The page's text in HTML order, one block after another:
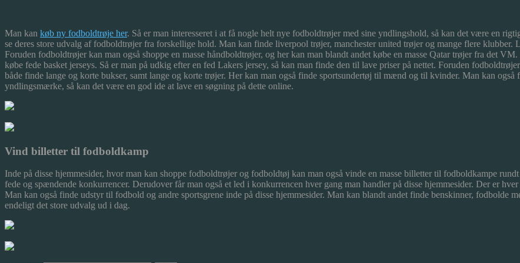
Man kan køb ny fodboldtrøje her. Så er man interesseret i at få nogle helt nye fodboldtrøjer med sine yndlingshold, så kan det være en
se deres store udvalg af fodboldtrøjer fra forskellige hold. Man kan finde liverpool trøjer, manchester united trøjer og mange flere
Foruden fodboldtrøjer kan man også shoppe en masse håndboldtrøjer, og her kan man blandt andet købe en masse Qatar trøjer fra det
købe fede basket jerseys. Så er man på udkig efter en fed Lakers jersey, så kan man finde den til lave priser på nettet. Foruden
både finde lange og korte bukser, samt lange og korte trøjer. Her kan man også finde sportsundertøj til mænd og til kvinder. Man kan
yndlingsmærke, så kan det være en god ide at lave en søgning på dette online.
Vind billetter til fodboldkamp
Inde på disse hjemmesider, hvor man kan shoppe fodboldtrøjer og fodboldtøj kan man også vinde en masse billetter til fodboldkampe
fede og spændende konkurrencer. Derudover får man også et led i konkurrencen hver gang man handler på disse hjemmesider. Der er
Man kan også finde udstyr til fodbold og andre sportsgrene inde på disse hjemmesider. Man kan blandt andet finde benskinner, fodbolde
endeligt det store udvalg ud i dag.